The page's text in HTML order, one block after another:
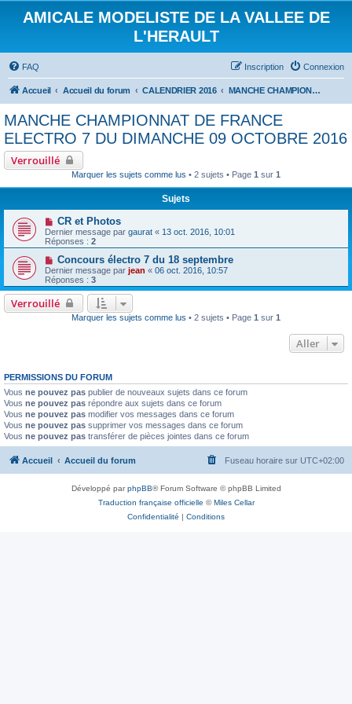
AMICALE MODELISTE DE LA VALLEE DE
L'HERAULT
FAQ Connexion
Inscription
Accueil Accueil du forum CALENDRIER 2016 MANCHE CHAMPIONNAT DE FRANCE ELECTRO 7 DU DIMANCHE 09 OCTOBRE 2016
MANCHE CHAMPIONNAT DE FRANCE
ELECTRO 7 DU DIMANCHE 09 OCTOBRE 2016
Verrouillé
Marquer les sujets comme lus • 2 sujets • Page 1 sur 1
Sujets
CR et Photos
Dernier message par gaurat « 13 oct. 2016, 10:01
Réponses : 2
Concours électro 7 du 18 septembre
Dernier message par jean « 06 oct. 2016, 10:57
Réponses : 3
Verrouillé
Marquer les sujets comme lus • 2 sujets • Page 1 sur 1
Aller
PERMISSIONS DU FORUM
Vous ne pouvez pas publier de nouveaux sujets dans ce forum
Vous ne pouvez pas répondre aux sujets dans ce forum
Vous ne pouvez pas modifier vos messages dans ce forum
Vous ne pouvez pas supprimer vos messages dans ce forum
Vous ne pouvez pas transférer de pièces jointes dans ce forum
Accueil Accueil du forum Fuseau horaire sur UTC+02:00
Développé parphpBB® Forum Software © phpBB Limited
Traduction française officielle ©Miles Cellar
Confidentialité | Conditions